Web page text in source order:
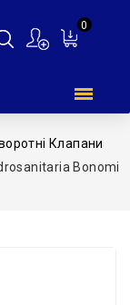
0
Клапани
Bonomi